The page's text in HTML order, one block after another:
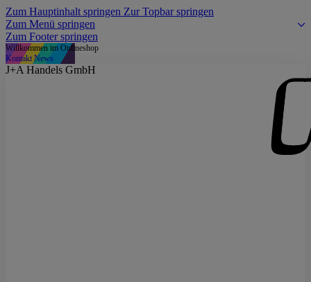
Zum Hauptinhalt springen Zur Topbar springen
Zum Menü springen
Zum Footer springen
Willkommen im Onlineshop
Kontakt News
J+A Handels GmbH